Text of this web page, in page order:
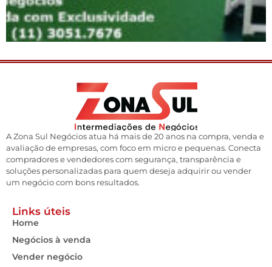
A Zona Sul Negócios atua há mais de 20 anos na compra, venda e
avaliação de empresas, com foco em micro e pequenas. Conecta
compradores e vendedores com segurança, transparência e
soluções personalizadas para quem deseja adquirir ou vender
um negócio com bons resultados.
Links úteis
Home
Negócios à venda
Vender negócio